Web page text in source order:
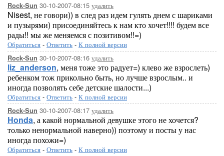
Rock-Sun 30-10-2007-08:15 удалить
Nisest, не говори)) в след раз идем гулять днем с шариками
и пузырями) присоединяйтесь к нам кто хочет!!!! будем все
рады!! мы же меняемся с позитивом!!=)
Обратиться - Ответить - К полной версии
Rock-Sun 30-10-2007-08:16 удалить
liz_anderson, меня тоже это радует=) клево же взрослеть)
ребенком тож прикольно быть, но лучше взрослым.. и
иногда позволять себе детские шалости...)
Обратиться - Ответить - К полной версии
Rock-Sun 30-10-2007-08:17 удалить
Honda, а какой нормальной девушке этого не хочется?
только ненормальной наверно)) поэтому и посты у нас
иногда похожи=)
Обратиться - Ответить - К полной версии